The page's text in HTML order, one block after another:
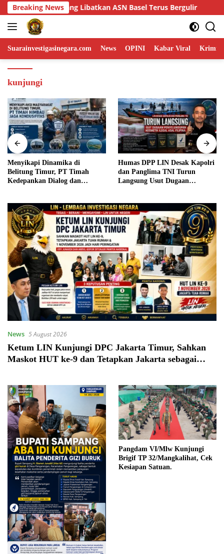
Skip
to
content
Breaking News
Terus Bergulir Menyikapi Dinamika di Belitung
Suarainvestigasinegara.com News OPINI Kabar Viral
kunjungi
Menyikapi Dinamika di
Belitung Timur, PT Timah
Kedepankan Dialog dan
Humas DPP LIN Desak Kapolri
dan Panglima TNI Turun
Langsung Usut Dugaan
News 5 August 2026
Ketum LIN Kunjungi DPC Jakarta Timur, Sahkan
Maskot HUT ke-9 dan Tetapkan Jakarta sebagai
Pangdam VI/Mlw Kunjungi
Brigif TP 32/Mangkalihat, Cek
Kesiapan Satuan.